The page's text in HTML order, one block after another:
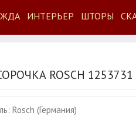
ИНТЕРЬЕР ШТОРЫ
ROSCH 1253731
Rosch (Германия)